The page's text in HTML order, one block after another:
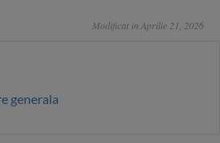
Modificat in Aprilie 21, 2026
generala